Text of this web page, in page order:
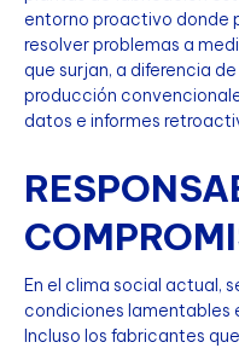
entorno proactivo donde
resolver problemas a
que surjan, a diferencia
producción
datos e informes
En el clima social actual,
condiciones lamentables
Incluso los fabricantes